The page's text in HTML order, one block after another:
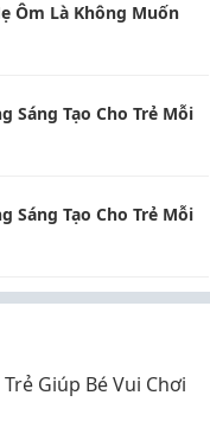
Ôm Là Không Muốn
Sáng Tạo Cho Trẻ Mỗi
Sáng Tạo Cho Trẻ Mỗi
Giúp Bé Vui Chơi